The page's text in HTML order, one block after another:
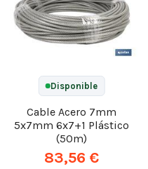
Disponible
Cable Acero 7mm
5x7mm 6x7+1 Plástico
(50m)
83,56 €